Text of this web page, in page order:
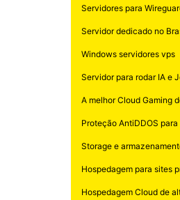
Servidores para
Servidor dedicado no
Windows servidores vps
Servidor para rodar IA e
A melhor Cloud Gaming
Proteção AntiDDOS
Storage e
Hospedagem para sites
Hospedagem Cloud de